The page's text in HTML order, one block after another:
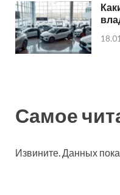
Самое
Извините. Данных пока